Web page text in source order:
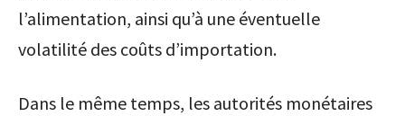
l’alimentation, ainsi qu’à une éventuelle
volatilité des coûts d’importation.
Dans le même temps, les autorités monétaires